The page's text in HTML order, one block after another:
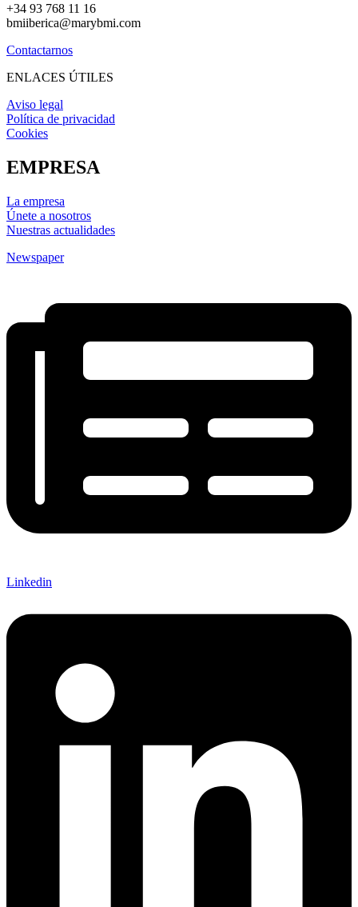
+34 93 768 11 16
bmiiberica@marybmi.com
Contactarnos
ENLACES ÚTILES
Aviso legal
Política de privacidad
Cookies
EMPRESA
La empresa
Únete a nosotros
Nuestras actualidades
Newspaper
Linkedin